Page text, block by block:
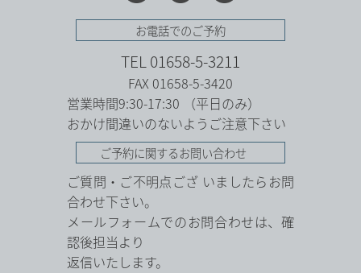
お電話でのご予約
TEL 01658-5-3211
FAX 01658-5-3420
営業時間9:30-17:30 （平日のみ）
おかけ間違いのないようご注意下さい
ご予約に関するお問い合わせ
ご質問・ご不明点ござ いましたらお問
合わせ下さい。
メールフォームでのお問合わせは、確
認後担当より
返信いたします。